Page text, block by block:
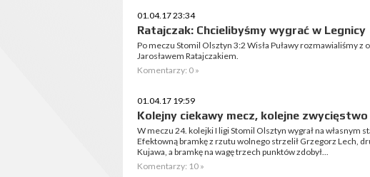
01.04.17 23:34
Ratajczak: Chcielibyśmy wygrać w Legnicy
Po meczu Stomil Olsztyn 3:2 Wisła Puławy rozmawialiśmy
Jarosławem Ratajczakiem.
Komentarzy: 0 »
01.04.17 19:59
Kolejny ciekawy mecz, kolejne
W meczu 24. kolejki I ligi Stomil Olsztyn wygrał na własnym
Efektowną bramkę z rzutu wolnego strzelił Grzegorz Lech,
Kujawa, a bramkę na wagę trzech punktów zdobył...
Komentarzy: 10 »